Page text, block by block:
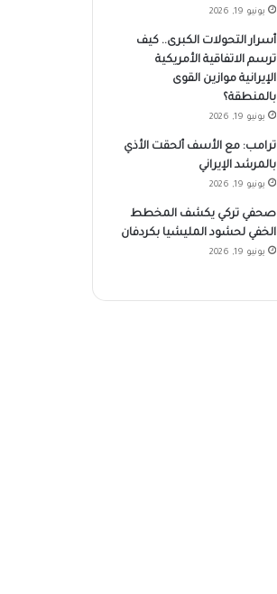
يونيو 19, 2026
أسرار التحولات الكبرى.. كيف
ترسم الاتفاقية الأمريكية
الإيرانية موازين القوى
بالمنطقة؟
يونيو 19, 2026
ترامب: مع الأسف ألحقت الأذي
بالمرشد الإيراني
يونيو 19, 2026
صحفي تركي يكشف المخطط
الخفي لحشود المليشيا بكردفان
يونيو 19, 2026